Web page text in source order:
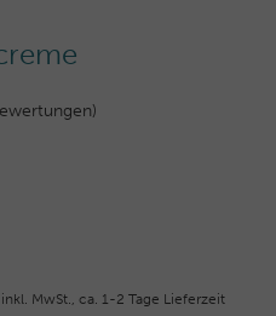
inkl. MwSt., ca. 1-2 Tage Lieferzeit